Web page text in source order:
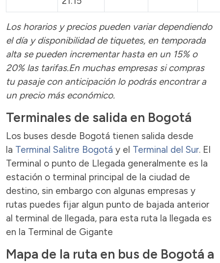
Los horarios y precios pueden variar dependiendo
el día y disponibilidad de tiquetes, en temporada
alta se pueden incrementar hasta en un 15% o
20% las tarifas.En muchas empresas si compras
tu pasaje con anticipación lo podrás encontrar a
un precio más económico.
Terminales de salida en Bogotá
Los buses desde Bogotá tienen salida desde
la Terminal Salitre Bogotá y el Terminal del Sur. El
Terminal o punto de Llegada generalmente es la
estación o terminal principal de la ciudad de
destino, sin embargo con algunas empresas y
rutas puedes fijar algun punto de bajada anterior
al terminal de llegada, para esta ruta la llegada es
en la Terminal de Gigante
Mapa de la ruta en bus de Bogotá a